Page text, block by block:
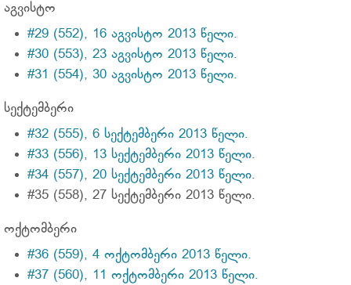
აგვისტო
#29 (552), 16 აგვისტო 2013 წელი.
#30 (553), 23 აგვისტო 2013 წელი.
#31 (554), 30 აგვისტო 2013 წელი.
სექტემბერი
#32 (555), 6 სექტემბერი 2013 წელი.
#33 (556), 13 სექტემბერი 2013 წელი.
#34 (557), 20 სექტემბერი 2013 წელი.
#35 (558), 27 სექტემბერი 2013 წელი.
ოქტომბერი
#36 (559), 4 ოქტომბერი 2013 წელი.
#37 (560), 11 ოქტომბერი 2013 წელი.